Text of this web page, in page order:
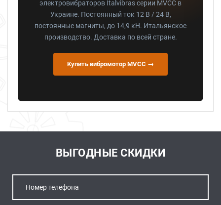
электровибраторов Italvibras серии MVCC в
Украине. Постоянный ток 12 В / 24 В,
постоянные магниты, до 14,9 кН. Итальянское
производство. Доставка по всей стране.
Купить вибромотор MVCC →
ВЫГОДНЫЕ СКИДКИ